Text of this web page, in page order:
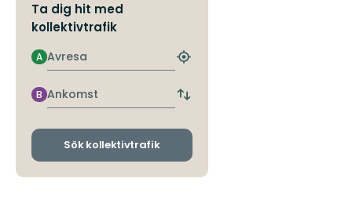
Ta dig hit med
kollektivtrafik
Avresa
A
Hitta
hållplats
Ankomst
B
Byt
och
Sök kollektivtrafik